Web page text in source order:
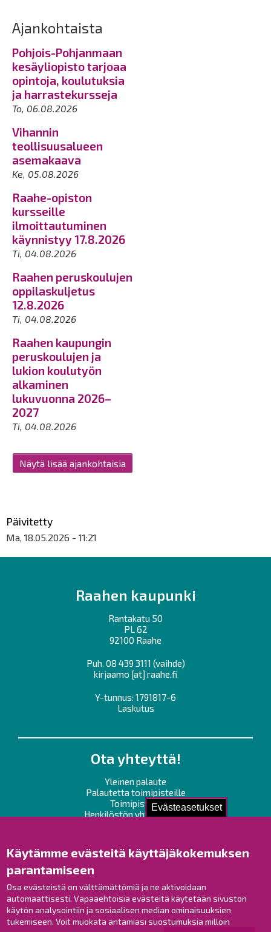
Evästeasetukset
Käytämme evästeitä käyttäjäkokemuksen
parantamiseen
Osa evästeistä on välttämättömiä ja ne aktivoidaan
automaattisesti. Vapaaehtoisia evästeitä käytetään sivuston
käytön analysointiin ja sosiaalisen median ominaisuuksien
tukemiseen. Voit muokata antamiasi suostumuksia milloin
Ajankohtaista
Pohjois-Pohjanmaan
kesäyliopisto tarjoaa
opintoja, koulutuksia
ja harrastekursseja
To, 06.08.2026
Vihannin
teollisuusalueen
asemakaava
Ke, 05.08.2026
Raahe-opiston
kursseille
ilmoittautuminen
käynnistyy 17.8.2026
Ti, 04.08.2026
Raahen peruskoulujen
oppilaskuljetus
12.8.2026
Ti, 04.08.2026
Raahen kaupungin
peruskoulujen ja
lukion koulutyön
alkaminen
lukuvuonna 2026–
2027
Ti, 04.08.2026
Näytä lisää ajankohtaisia
Päivitetty
Ma, 18.05.2026 - 11:21
Raahen kaupunki
Rantakatu 50
PL 62
92100 Raahe
Puh. 08 439 3111 (vaihde)
kirjaamo [at] raahe.fi
Y-tunnus: 1791817-6
Laskutus
Ota yhteyttä!
Yleinen palaute
Palautetta toimipisteille
Toimipisteet
Henkilöstön yhteystiedot
Raahe Facebookissa
Raahe Instagramissa
Raahe LinkedInissä
Raahe YouTubessa